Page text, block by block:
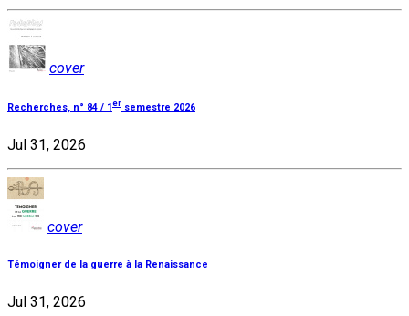
cover
Recherches, n° 84 / 1 er semestre 2026
Jul 31, 2026
cover
Témoigner de la guerre à la Renaissance
Jul 31, 2026